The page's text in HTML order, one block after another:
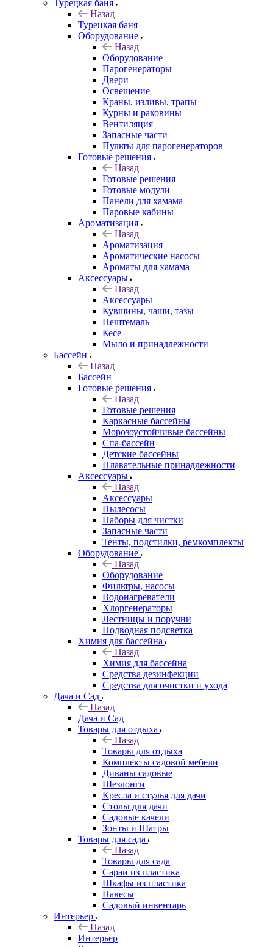
Турецкая баня
Назад
Турецкая баня
Оборудование
Назад
Оборудование
Парогенераторы
Двери
Освещение
Краны, изливы, трапы
Курны и раковины
Вентиляция
Запасные части
Пульты для парогенераторов
Готовые решения
Назад
Готовые решения
Готовые модули
Панели для хамама
Паровые кабины
Ароматизация
Назад
Ароматизация
Ароматические насосы
Ароматы для хамама
Аксессуары
Назад
Аксессуары
Кувшины, чаши, тазы
Пештемаль
Кесе
Мыло и принадлежности
Бассейн
Назад
Бассейн
Готовые решения
Назад
Готовые решения
Каркасные бассейны
Морозоустойчивые бассейны
Спа-бассейн
Детские бассейны
Плавательные принадлежности
Аксессуары
Назад
Аксессуары
Пылесосы
Наборы для чистки
Запасные части
Тенты, подстилки, ремкомплекты
Оборудование
Назад
Оборудование
Фильтры, насосы
Водонагреватели
Хлоргенераторы
Лестницы и поручни
Подводная подсветка
Химия для бассейна
Назад
Химия для бассейна
Средства дезинфекции
Средства для очистки и ухода
Дача и Сад
Назад
Дача и Сад
Товары для отдыха
Назад
Товары для отдыха
Комплекты садовой мебели
Диваны садовые
Шезлонги
Кресла и стулья для дачи
Столы для дачи
Садовые качели
Зонты и Шатры
Товары для сада
Назад
Товары для сада
Сараи из пластика
Шкафы из пластика
Навесы
Садовый инвентарь
Интерьер
Назад
Интерьер